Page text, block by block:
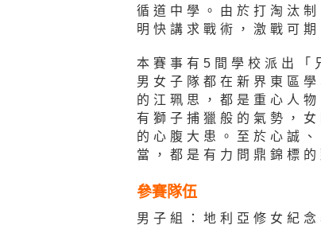
循道中學。由於打淘汰
明快講求戰術，激戰可期
本賽事有5間學校派出「
男女子隊都在新界東區
的江珮思，都是重心人
有獅子捕獵般的氣勢，
的心腹大患。至於心誠
當，都是有力問鼎錦標的
參賽隊伍
男子組：地利亞修女紀